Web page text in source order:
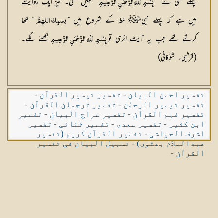
بِسْمِ اللَّهِ الرَّحْمَنِ الرَّحِيمِ
میں ہے کہ پہلے نبیﷺ خط کے شروع میں ” ‌بسمِكَ ‌اللهمَّ “ لکھا
کرتے تھے جب یہ آیت اتری توبِسْمِ اللَّهِ الرَّحْمَنِ الرَّحِيمِ لکھنے لگے۔
(قرطبی۔ شوکانی)
تفسیر احسن البیان - تفسیر تیسیر القرآن -
تفسیر تیسیر الرحمٰن - تفسیر ترجمان القرآن -
تفسیر فہم القرآن - تفسیر سراج البیان - تفسیر
ابن کثیر - تفسیر سعدی - تفسیر ثنائی - تفسیر
اشرف الحواشی - تفسیر القرآن کریم (تفسیر
عبدالسلام بھٹوی)-تسہیل البیان فی تفسیر
القرآن -